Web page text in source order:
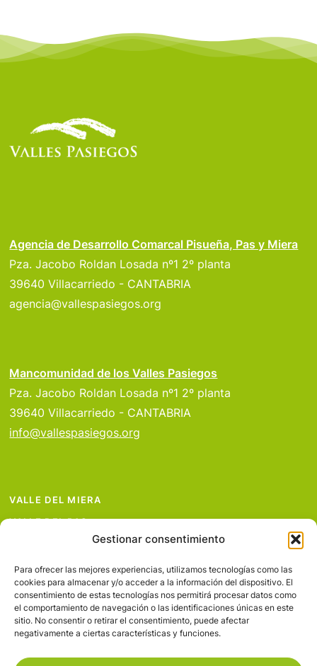
Gestionar consentimiento
Para ofrecer las mejores experiencias, utilizamos tecnologías como las
cookies para almacenar y/o acceder a la información del dispositivo. El
consentimiento de estas tecnologías nos permitirá procesar datos como
el comportamiento de navegación o las identificaciones únicas en este
sitio. No consentir o retirar el consentimiento, puede afectar
negativamente a ciertas características y funciones.
Agencia de Desarrollo Comarcal Pisueña, Pas y Miera
Pza. Jacobo Roldan Losada nº1 2º planta
39640 Villacarriedo - CANTABRIA
agencia@vallespasiegos.org
Mancomunidad de los Valles Pasiegos
Pza. Jacobo Roldan Losada nº1 2º planta
39640 Villacarriedo - CANTABRIA
info@vallespasiegos.org
VALLE DEL MIERA
VALLE DEL PAS
VALLE DEL PISUEÑA
PROYECTOS
SERVICIOS
AVISO LEGAL